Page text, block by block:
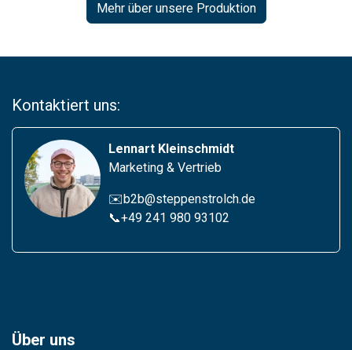
Mehr über unsere Produktion
Kontaktiert uns:
Lennart Kleinschmidt
Marketing & Vertrieb
✉️b2b@steppenstrolch.de
📞+49 241 980 93102
Über uns